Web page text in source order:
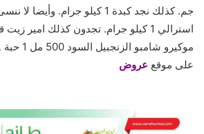
جم. كذلك نجد كبدة 1 كيلو جرام.
استرالي 1 كيلو جرام. تجدون كذلك امير
موكيرو
على موقع عروض